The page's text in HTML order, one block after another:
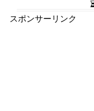
スポンサーリンク